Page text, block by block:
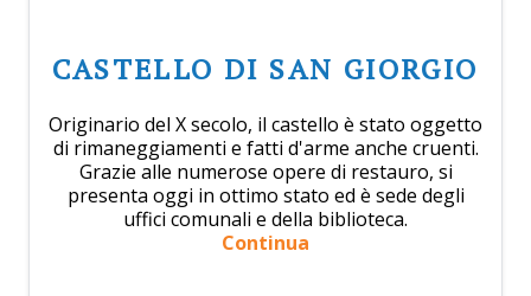
CASTELLO DI SAN GIORGIO
Originario del X secolo, il castello è stato oggetto
di rimaneggiamenti e fatti d'arme anche cruenti.
Grazie alle numerose opere di restauro, si
presenta oggi in ottimo stato ed è sede degli
uffici comunali e della biblioteca.
Continua